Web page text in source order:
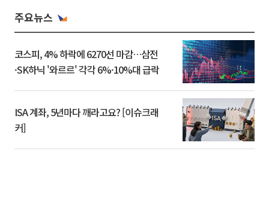
주요뉴스
코스피, 4% 하락에 6270선 마감…삼전
·SK하닉 '와르르' 각각 6%·10%대 급락
ISA 계좌, 5년마다 깨라고요? [이슈크래
커]